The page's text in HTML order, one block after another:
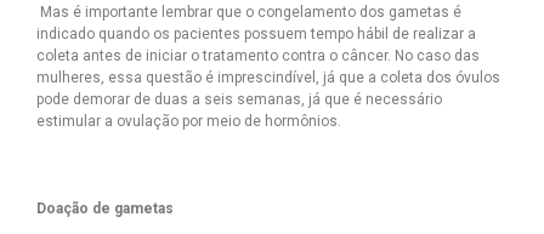
Mas é importante lembrar que o congelamento dos gametas é
indicado quando os pacientes possuem tempo hábil de realizar a
coleta antes de iniciar o tratamento contra o câncer. No caso das
mulheres, essa questão é imprescindível, já que a coleta dos óvulos
pode demorar de duas a seis semanas, já que é necessário
estimular a ovulação por meio de hormônios.
Doação de gametas